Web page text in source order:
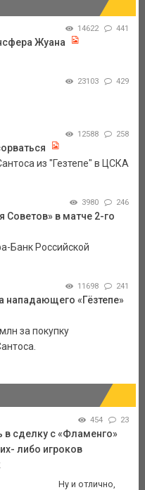
14622 441
Жуана
23103 429
12588 258
из "Гезтепе" в ЦСКА
3980 246
Советов» в матче 2-го
Банк Российской
11698 241
нападающего «Гёзтепе»
за покупку
454 23
в сделку с «Фламенго»
либо игроков
Ну и отлично,